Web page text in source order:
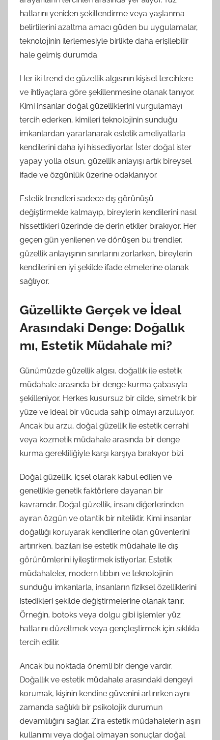
hatlarını yeniden şekillendirme veya yaşlanma
belirtilerini azaltma amacı güden bu uygulamalar,
teknolojinin ilerlemesiyle birlikte daha erişilebilir
hale gelmiş durumda.
Her iki trend de güzellik algısının kişisel tercihlere
ve ihtiyaçlara göre şekillenmesine olanak tanıyor.
Kimi insanlar doğal güzelliklerini vurgulamayı
tercih ederken, kimileri teknolojinin sunduğu
imkanlardan yararlanarak estetik ameliyatlarla
kendilerini daha iyi hissediyorlar. İster doğal ister
yapay yolla olsun, güzellik anlayışı artık bireysel
ifade ve özgünlük üzerine odaklanıyor.
Estetik trendleri sadece dış görünüşü
değiştirmekle kalmayıp, bireylerin kendilerini nasıl
hissettikleri üzerinde de derin etkiler bırakıyor. Her
geçen gün yenilenen ve dönüşen bu trendler,
güzellik anlayışının sınırlarını zorlarken, bireylerin
kendilerini en iyi şekilde ifade etmelerine olanak
sağlıyor.
Güzellikte Gerçek ve İdeal
Arasındaki Denge: Doğallık
mı, Estetik Müdahale mi?
Günümüzde güzellik algısı, doğallık ile estetik
müdahale arasında bir denge kurma çabasıyla
şekilleniyor. Herkes kusursuz bir cilde, simetrik bir
yüze ve ideal bir vücuda sahip olmayı arzuluyor.
Ancak bu arzu, doğal güzellik ile estetik cerrahi
veya kozmetik müdahale arasında bir denge
kurma gerekliliğiyle karşı karşıya bırakıyor bizi.
Doğal güzellik, içsel olarak kabul edilen ve
genellikle genetik faktörlere dayanan bir
kavramdır. Doğal güzellik, insanı diğerlerinden
ayıran özgün ve otantik bir niteliktir. Kimi insanlar
doğallığı koruyarak kendilerine olan güvenlerini
artırırken, bazıları ise estetik müdahale ile dış
görünümlerini iyileştirmek istiyorlar. Estetik
müdahaleler, modern tıbbın ve teknolojinin
sunduğu imkanlarla, insanların fiziksel özelliklerini
istedikleri şekilde değiştirmelerine olanak tanır.
Örneğin, botoks veya dolgu gibi işlemler yüz
hatlarını düzeltmek veya gençleştirmek için sıklıkla
tercih edilir.
Ancak bu noktada önemli bir denge vardır.
Doğallık ve estetik müdahale arasındaki dengeyi
korumak, kişinin kendine güvenini artırırken aynı
zamanda sağlıklı bir psikolojik durumun
devamlılığını sağlar. Zira estetik müdahalelerin aşırı
kullanımı veya doğal olmayan sonuçlar doğal